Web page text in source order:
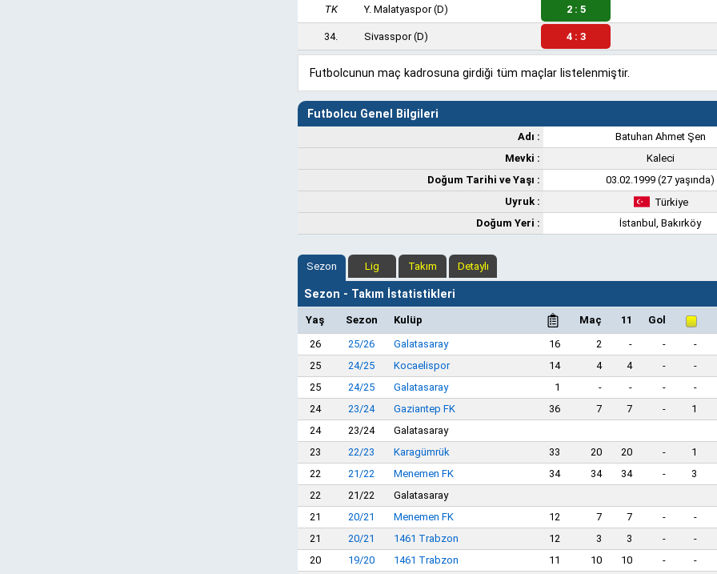
TK Y. Malatyaspor(D) 2 : 5
34. Sivasspor(D) 4 : 3
Futbolcunun maç kadrosuna girdiği tüm maçlar listelenmiştir.
Futbolcu Genel Bilgileri
Adı :
Batuhan Ahmet Şen
Mevki :
Kaleci
Doğum Tarihi ve Yaşı :
03.02.1999 (27 yaşında)
Uyruk :
Türkiye
Doğum Yeri :
İstanbul, Bakırköy
Sezon Lig Takım Detaylı
Sezon - Takım İstatistikleri
Yaş Sezon Kulüp Maç 11 Gol
26
25/26 Galatasaray 16 2 - - -
25
24/25 Kocaelispor 14 4 4 - -
25
24/25 Galatasaray 1 - - - -
24
23/24 Gaziantep FK 36 7 7 - 1
24
23/24
Galatasaray
23
22/23 Karagümrük 33 20 20 - 1
22
21/22 Menemen FK 34 34 34 - 3
22
21/22
Galatasaray
21
20/21 Menemen FK 12 7 7 - -
21
20/21 1461 Trabzon 12 3 3 - -
20
19/20 1461 Trabzon 11 10 10 - -